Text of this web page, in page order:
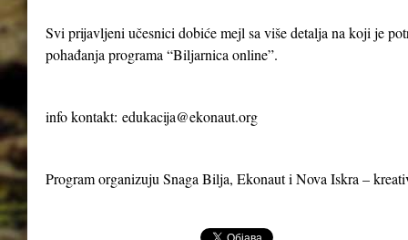
Svi prijavljeni učesnici dobiće mejl sa više detalja na koji je
pohađanja programa “Biljarnica online”.
info kontakt: edukacija@ekonaut.org
Program organizuju Snaga Bilja, Ekonaut i Nova Iskra –